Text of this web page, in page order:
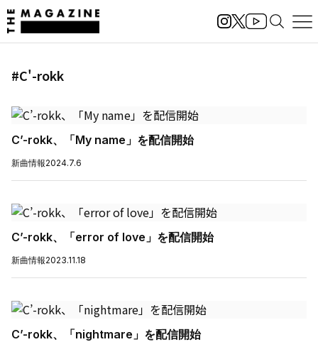
#C'-rokk
C’-rokk、「My name」を配信開始
新曲情報2024.7.6
C’-rokk、「error of love」を配信開始
新曲情報2023.11.18
C’-rokk、「nightmare」を配信開始